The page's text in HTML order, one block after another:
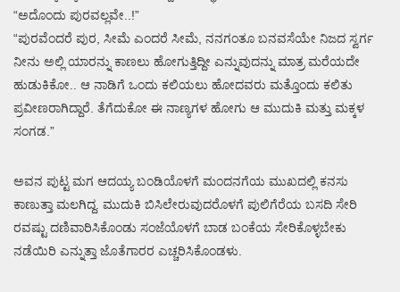
“ಅದೊಂದು ಪುರವಲ್ಲವೇ..!”
“ಪುರವೆಂದರೆ ಪುರ, ಸೀಮೆ ಎಂದರೆ ಸೀಮೆ, ನನಗಂತೂ ಬನವಸೆಯೇ ನಿಜದ ಸ್ವರ್ಗ
ನೀನು ಅಲ್ಲಿ ಯಾರನ್ನು ಕಾಣಲು ಹೋಗುತ್ತಿದ್ದೀ ಎನ್ನುವುದನ್ನು ಮಾತ್ರ ಮರೆಯದೇ
ಹುಡುಕಿಕೋ.. ಆ ನಾಡಿಗೆ ಒಂದು ಕಲಿಯಲು ಹೋದವರು ಮತ್ತೊಂದು ಕಲಿತು
ಪ್ರವೀಣರಾಗಿದ್ದಾರೆ. ತೆಗೆದುಕೋ ಈ ನಾಣ್ಯಗಳ ಹೋಗು ಆ ಮುದುಕಿ ಮತ್ತು ಮಕ್ಕಳ
ಸಂಗಡ.”
ಅವನ ಪುಟ್ಟ ಮಗ ಆದಯ್ಯ ಬಂಡಿಯೊಳಗೆ ಮಂದನಗೆಯ ಮುಖದಲ್ಲಿ ಕನಸು
ಕಾಣುತ್ತಾ ಮಲಗಿದ್ದ. ಮುದುಕಿ ಬಿಸಿಲೇರುವುದರೊಳಗೆ ಪುಲಿಗೆರೆಯ ಬಸದಿ ಸೇರಿ
ರವಷ್ಟು ದಣಿವಾರಿಸಿಕೊಂಡು ಸಂಜೆಯೊಳಗೆ ಬಾಡ ಬಂಕೆಯ ಸೇರಿಕೊಳ್ಳಬೇಕು
ನಡೆಯಿರಿ ಎನ್ನುತ್ತಾ ಜೊತೆಗಾರರ ಎಚ್ಚರಿಸಿಕೊಂಡಳು.